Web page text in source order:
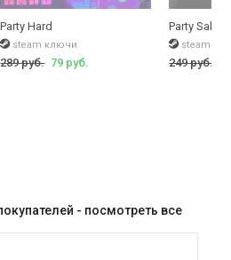
Party Hard
steam ключи
289 руб. 79 руб.
Party
steam
249 руб.
- посмотреть все